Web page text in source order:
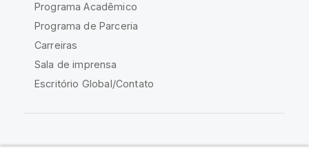
Programa Acadêmico
Programa de Parceria
Carreiras
Sala de imprensa
Escritório Global/Contato